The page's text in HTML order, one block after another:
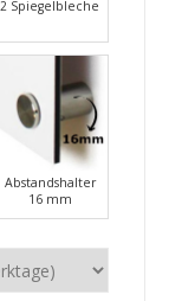
2 Spiegelbleche
Abstandshalter
16 mm